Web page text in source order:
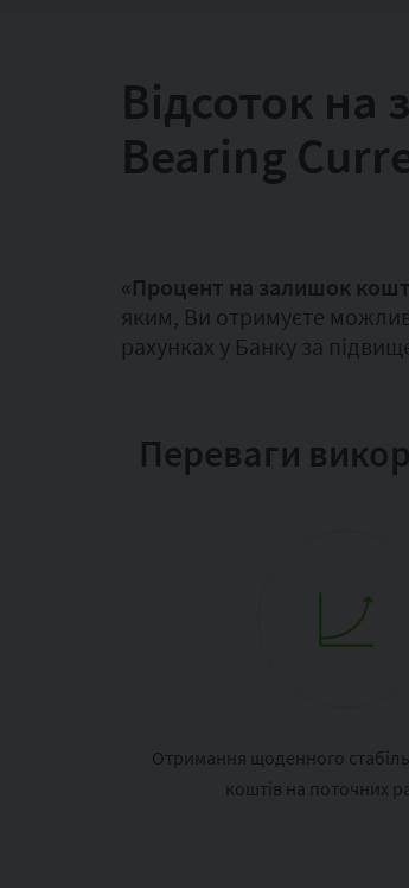
Відсоток
Bearing
«Процент на залишок
яким, Ви отримуєте
рахунках у Банку за
Переваги
Отримання щоденного
коштів на поточних